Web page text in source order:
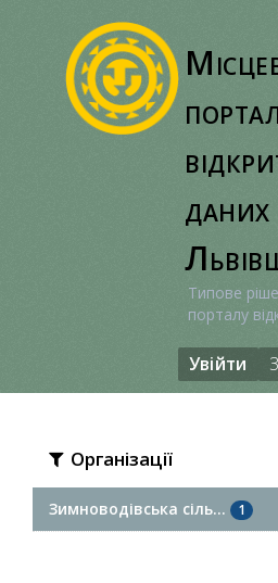
даних
Типове
порталу
Увійти
Організації
Зимноводівська сіль... 1